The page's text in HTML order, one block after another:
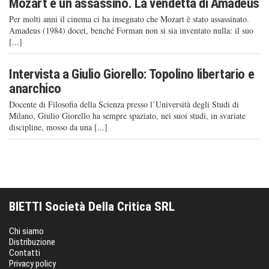
Per molti anni il cinema ci ha insegnato che Mozart è stato assassinato.
Amadeus (1984) docet, benché Forman non si sia inventato nulla: il suo
[...]
Intervista a Giulio Giorello: Topolino libertario e
anarchico
Docente di Filosofia della Scienza presso l’Università degli Studi di
Milano, Giulio Giorello ha sempre spaziato, nei suoi studi, in svariate
discipline, mosso da una [...]
BIETTI Società Della Critica SRL
Chi siamo
Distribuzione
Contatti
Privacy policy